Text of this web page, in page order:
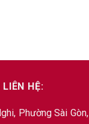
HỆ:
Phường Sài Gòn,